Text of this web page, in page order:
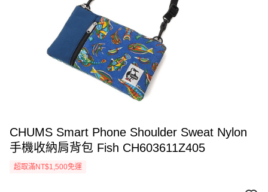
CHUMS Smart Phone Shoulder Sweat Nylon
手機收納肩背包 Fish CH603611Z405
超取滿NT$1,500免運